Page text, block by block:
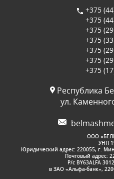
+375
+375
+375
+375
+375
+375
+375
Республика
ул.
OOО
УНП
Юридический адрес: 220055, г.
Почтовый адрес:
Р/с BY63ALFA
в ЗАО «Альфа-банк»,